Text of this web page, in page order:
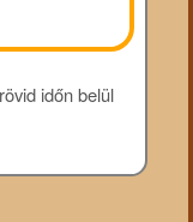
időn belül